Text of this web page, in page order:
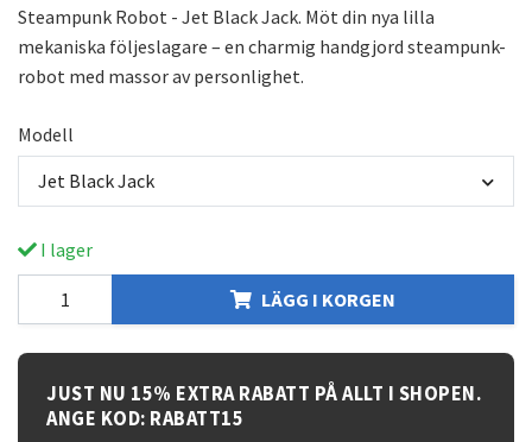
Steampunk Robot - Jet Black Jack. Möt din nya lilla
mekaniska följeslagare – en charmig handgjord steampunk-
robot med massor av personlighet.
Modell
Jet Black Jack
I lager
LÄGG I KORGEN
JUST NU 15% EXTRA RABATT PÅ ALLT I SHOPEN.
ANGE KOD: RABATT15